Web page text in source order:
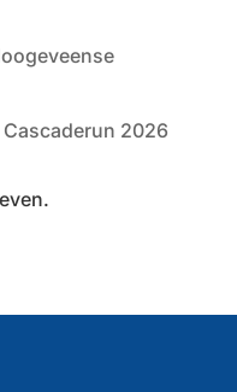
2026